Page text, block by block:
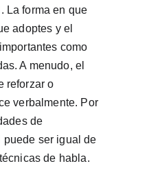
La forma en que
adoptes y el
como
A menudo, el
reforzar o
verbalmente. Por
de
ser igual de
de habla.